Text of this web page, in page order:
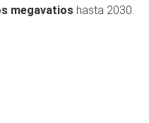
megavatios hasta 2030.